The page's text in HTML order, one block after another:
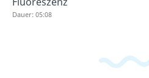
Dauer: 05:08